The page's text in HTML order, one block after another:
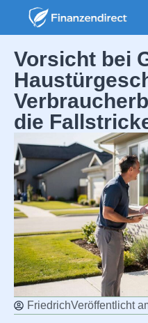
Vorsicht bei
die
FriedrichVeröffentlicht